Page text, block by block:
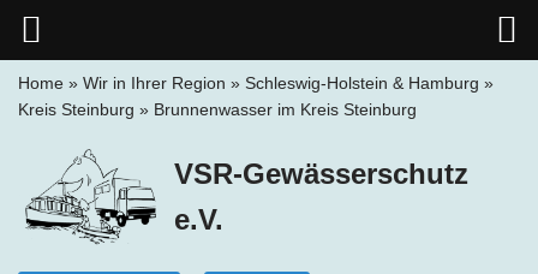
springen
Home » Wir in Ihrer Region » Schleswig-Holstein & Hamburg »
Kreis Steinburg » Brunnenwasser im Kreis Steinburg
VSR-Gewässerschutz
e.V.